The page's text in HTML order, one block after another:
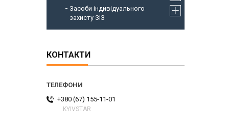
Засоби індивідуального
захисту ЗІЗ
КОНТАКТИ
+380 (67) 155-11-01
KYIVSTAR